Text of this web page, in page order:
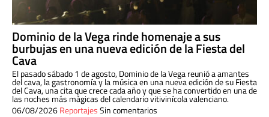
Dominio de la Vega rinde homenaje a sus
burbujas en una nueva edición de la Fiesta del
Cava
El pasado sábado 1 de agosto, Dominio de la Vega reunió a amantes
del cava, la gastronomía y la música en una nueva edición de su Fiesta
del Cava, una cita que crece cada año y que se ha convertido en una de
las noches más mágicas del calendario vitivinícola valenciano.
06/08/2026ReportajesSin comentarios